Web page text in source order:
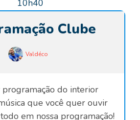
10h40
Clube
Valdéco
do interior
que você quer ouvir
em nossa programação!